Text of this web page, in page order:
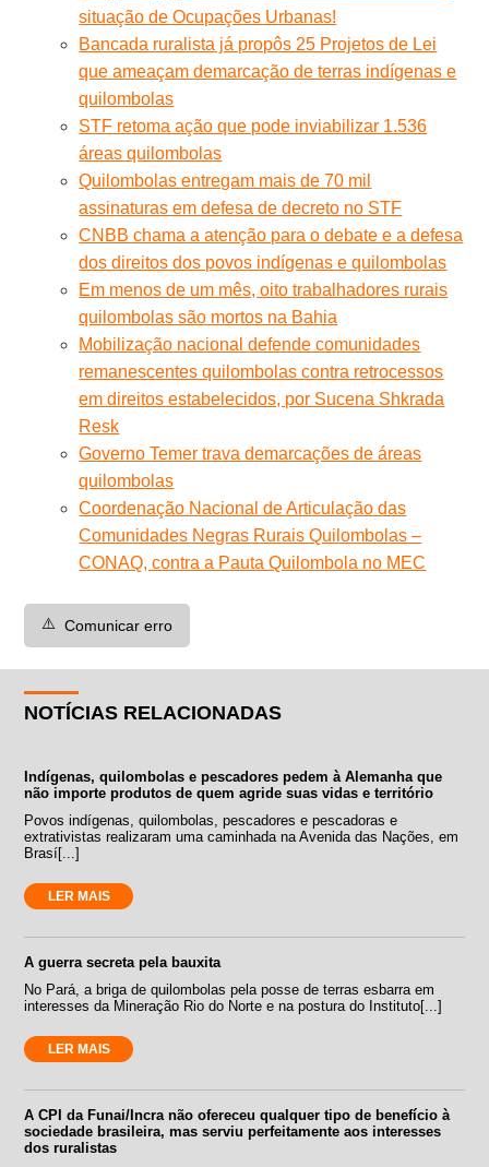
situação de Ocupações Urbanas!
Bancada ruralista já propôs 25 Projetos de Lei
que ameaçam demarcação de terras indígenas e
quilombolas
STF retoma ação que pode inviabilizar 1.536
áreas quilombolas
Quilombolas entregam mais de 70 mil
assinaturas em defesa de decreto no STF
CNBB chama a atenção para o debate e a defesa
dos direitos dos povos indígenas e quilombolas
Em menos de um mês, oito trabalhadores rurais
quilombolas são mortos na Bahia
Mobilização nacional defende comunidades
remanescentes quilombolas contra retrocessos
em direitos estabelecidos, por Sucena Shkrada
Resk
Governo Temer trava demarcações de áreas
quilombolas
Coordenação Nacional de Articulação das
Comunidades Negras Rurais Quilombolas –
CONAQ, contra a Pauta Quilombola no MEC
⚠️ Comunicar erro
NOTÍCIAS RELACIONADAS
Indígenas, quilombolas e pescadores pedem à Alemanha que
não importe produtos de quem agride suas vidas e território
Povos indígenas, quilombolas, pescadores e pescadoras e
extrativistas realizaram uma caminhada na Avenida das Nações, em
Brasí[...]
LER MAIS
A guerra secreta pela bauxita
No Pará, a briga de quilombolas pela posse de terras esbarra em
interesses da Mineração Rio do Norte e na postura do Instituto[...]
LER MAIS
A CPI da Funai/Incra não ofereceu qualquer tipo de benefício à
sociedade brasileira, mas serviu perfeitamente aos interesses
dos ruralistas